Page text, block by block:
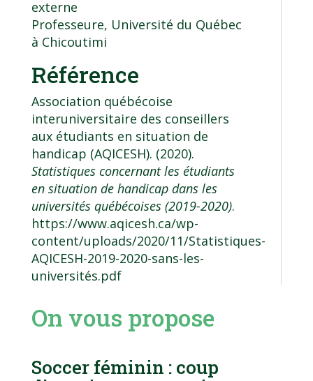
externe
Professeure, Université du Québec
à Chicoutimi
Référence
Association québécoise
interuniversitaire des conseillers
aux étudiants en situation de
handicap (AQICESH). (2020).
Statistiques concernant les étudiants
en situation de handicap dans les
universités québécoises (2019-2020).
https://www.aqicesh.ca/wp-
content/uploads/2020/11/Statistiques-
AQICESH-2019-2020-sans-les-
universités.pdf
On vous propose
Soccer féminin : coup